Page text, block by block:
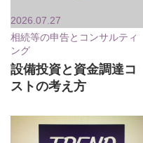
2026.07.27
相続等の申告とコンサルティ
ング
設備投資と資金調達コ
ストの考え方